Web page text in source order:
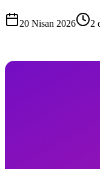
20 Nisan 2026 2